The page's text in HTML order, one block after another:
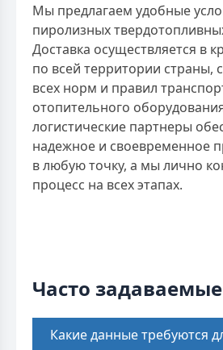
Мы предлагаем удобные
пиролизных
Доставка осуществляется в
по всей территории страны,
всех норм и правил
отопительного
логистические партнеры
надежное и своевременное
в любую точку, а мы лично
процесс на всех этапах.
Часто
Какие данные требуются